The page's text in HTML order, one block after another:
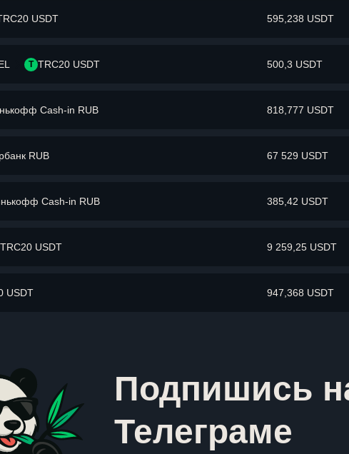
USDT 595,238 USDT
T TRC20 USDT 500,3 USDT
Cash-in RUB 818,777 USDT
RUB 67 529 USDT
Cash-in RUB 385,42 USDT
TRC20 USDT 9 259,25 USDT
USDT 947,368 USDT
Подпишись
Телеграме